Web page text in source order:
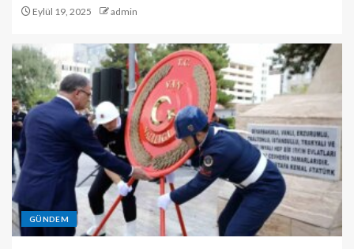
Eylül 19, 2025 admin
GÜNDEM